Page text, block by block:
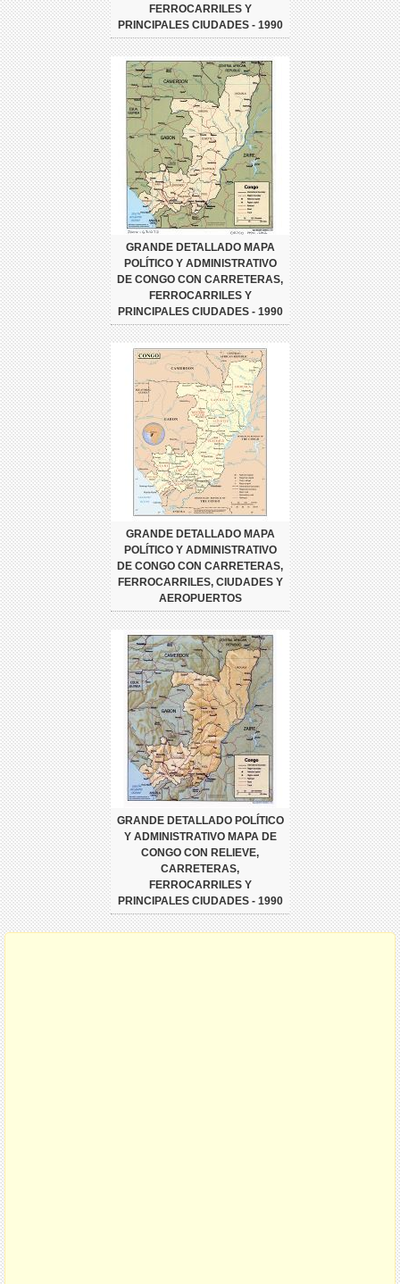
FERROCARRILES Y
PRINCIPALES CIUDADES - 1990
GRANDE DETALLADO MAPA
POLÍTICO Y ADMINISTRATIVO
DE CONGO CON CARRETERAS,
FERROCARRILES Y
PRINCIPALES CIUDADES - 1990
GRANDE DETALLADO MAPA
POLÍTICO Y ADMINISTRATIVO
DE CONGO CON CARRETERAS,
FERROCARRILES, CIUDADES Y
AEROPUERTOS
GRANDE DETALLADO POLÍTICO
Y ADMINISTRATIVO MAPA DE
CONGO CON RELIEVE,
CARRETERAS,
FERROCARRILES Y
PRINCIPALES CIUDADES - 1990